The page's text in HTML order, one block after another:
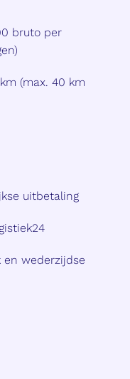
bruto per
(max. 40 km
uitbetaling
en wederzijdse